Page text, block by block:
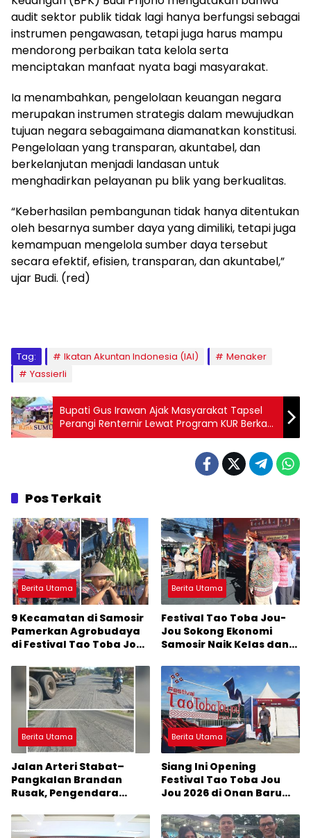
audit sektor publik tidak lagi hanya berfungsi sebagai
instrumen pengawasan, tetapi juga harus mampu
mendorong perbaikan tata kelola serta
menciptakan manfaat nyata bagi masyarakat.
Ia menambahkan, pengelolaan keuangan negara
merupakan instrumen strategis dalam mewujudkan
tujuan negara sebagaimana diamanatkan konstitusi.
Pengelolaan yang transparan, akuntabel, dan
berkelanjutan menjadi landasan untuk
menghadirkan pelayanan pu blik yang berkualitas.
“Keberhasilan pembangunan tidak hanya ditentukan
oleh besarnya sumber daya yang dimiliki, tetapi juga
kemampuan mengelola sumber daya tersebut
secara efektif, efisien, transparan, dan akuntabel,”
ujar Budi. (red)
Tag: Ikatan Akuntan Indonesia (IAI)
Menaker
Yassierli
Bupati Gus Irawan Ajak Masyarakat Tapsel
Perangi Renternir Lewat Program KUR Berkah
Bank Sumut
Pos Terkait
Berita Utama
9 Kecamatan di Samosir
Pamerkan Agrobudaya
di Festival Tao Toba Jou-
Produk Lokal agar
Terkenal
Berita Utama
Festival Tao Toba Jou-
Jou Sokong Ekonomi
Samosir Naik Kelas dan
Sumber Pertumbuhan
Ekonomi Baru
Berita Utama
Jalan Arteri Stabat–
Pangkalan Brandan
Rusak, Pengendara
Berita Utama
Siang Ini Opening
Festival Tao Toba Jou
Jou 2026 di Onan Baru
Dihibur Marsada Band